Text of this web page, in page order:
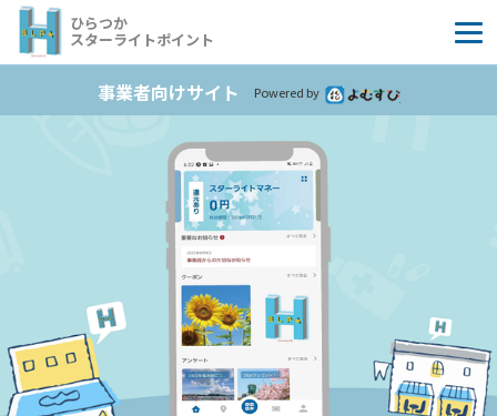
テ
ツ
ひらつか
スターライトポイント
事業者向けサイト Powered by よむすび